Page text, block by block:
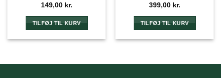
149,00 kr.
TILFØJ TIL KURV
399,00 kr.
TILFØJ TIL KURV